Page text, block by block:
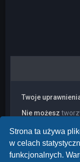
Strona ta używa
w celach
funkcjonalnych.
Twoje
Nie możesz
Nie możesz
Nie możesz
Nie możesz